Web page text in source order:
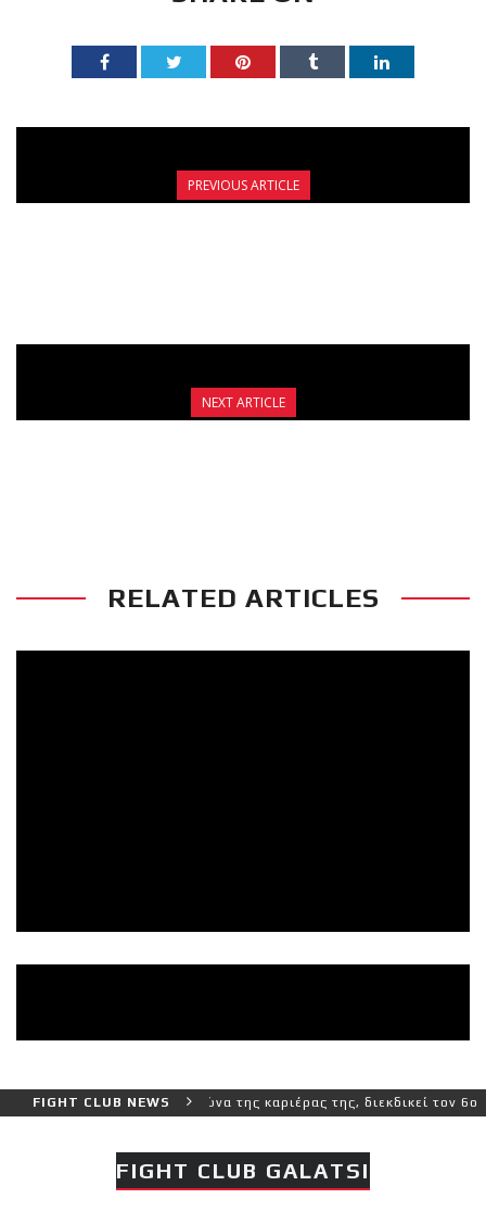
PREVIOUS ARTICLE
NEXT ARTICLE
RELATED ARTICLES
FIGHT CLUB NEWS
και πιο δύσκολο αγώνα της καριέρας της, διεκδικεί τον 6ο
FIGHT CLUB GALATSI